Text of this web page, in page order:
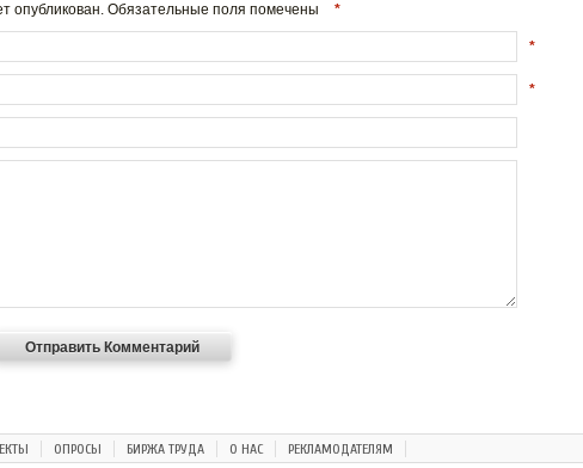
опубликован. Обязательные поля помечены
*
*
*
ОПРОСЫ БИРЖА ТРУДА О НАС РЕКЛАМОДАТЕЛЯМ